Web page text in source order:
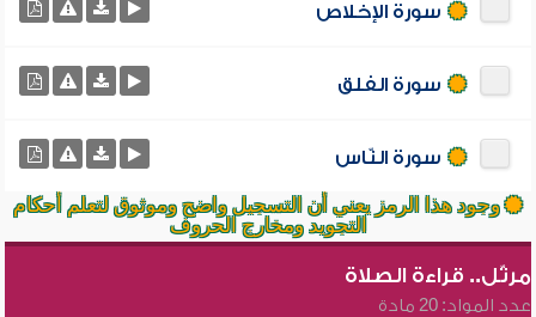
سورة الإخلاص
سورة الفلق
سورة النّاس
وجود هذا الرمز يعني أن التسجيل واضح وموثوق لتعلم أحكام
التجويد ومخارج الحروف
مرتّل.. قراءة الصلاة
عدد المواد: 20 مادة